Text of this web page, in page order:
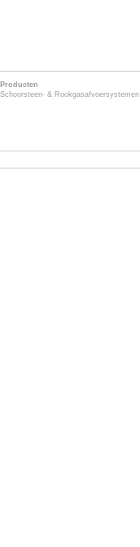
Producten
Schoorsteen- & Rookgasafvoersystemen